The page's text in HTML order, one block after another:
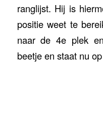
ranglijst. Hij is
positie weet te
naar de 4e plek
beetje en staat nu